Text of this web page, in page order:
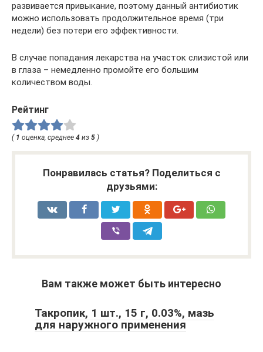
развивается привыкание, поэтому данный антибиотик
можно использовать продолжительное время (три
недели) без потери его эффективности.
В случае попадания лекарства на участок слизистой или
в глаза – немедленно промойте его большим
количеством воды.
Рейтинг
( 1 оценка, среднее 4 из 5 )
Понравилась статья? Поделиться с
друзьями:
Вам также может быть интересно
Такропик, 1 шт., 15 г, 0.03%, мазь
для наружного применения